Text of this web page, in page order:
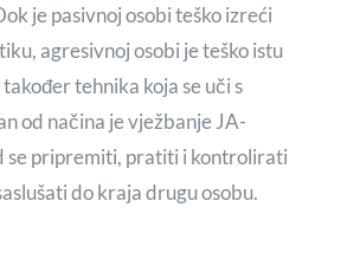
je pasivnoj osobi teško izreći
agresivnoj osobi je teško istu
tehnika koja se uči s
od načina je vježbanje JA-
se pripremiti, pratiti i kontrolirati
do kraja drugu osobu.